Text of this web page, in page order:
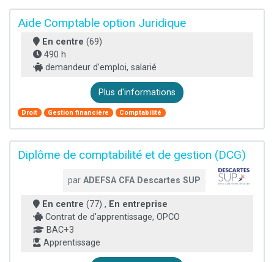
Aide Comptable option Juridique
En centre (69)
490 h
demandeur d’emploi, salarié
Plus d'informations
Droit Gestion financière Comptabilité
Diplôme de comptabilité et de gestion (DCG)
parADEFSA CFA Descartes SUP
En centre (77) , En entreprise
Contrat de d'apprentissage, OPCO
BAC+3
Apprentissage